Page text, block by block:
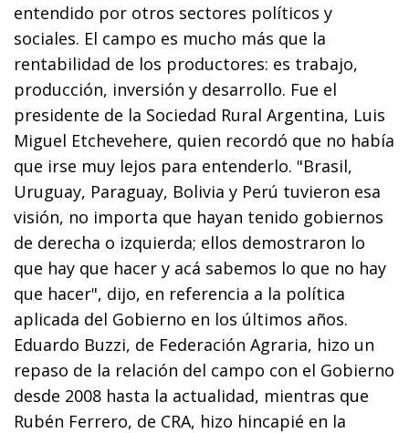
entendido por otros sectores políticos y
sociales. El campo es mucho más que la
rentabilidad de los productores: es trabajo,
producción, inversión y desarrollo. Fue el
presidente de la Sociedad Rural Argentina, Luis
Miguel Etchevehere, quien recordó que no había
que irse muy lejos para entenderlo. "Brasil,
Uruguay, Paraguay, Bolivia y Perú tuvieron esa
visión, no importa que hayan tenido gobiernos
de derecha o izquierda; ellos demostraron lo
que hay que hacer y acá sabemos lo que no hay
que hacer", dijo, en referencia a la política
aplicada del Gobierno en los últimos años.
Eduardo Buzzi, de Federación Agraria, hizo un
repaso de la relación del campo con el Gobierno
desde 2008 hasta la actualidad, mientras que
Rubén Ferrero, de CRA, hizo hincapié en la